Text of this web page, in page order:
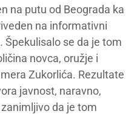
na putu od Beograda ka
na informativni
Špekulisalo se da je tom
novca, oružje i
Zukorlića. Rezultate
javnost, naravno,
da je tom